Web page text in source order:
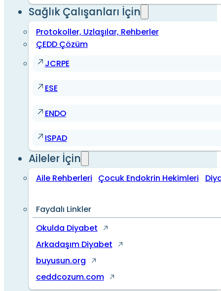
Sağlık Çalışanları İçin
Protokoller, Uzlaşılar, Rehberler
ÇEDD Çözüm
JCRPE
ESE
ENDO
ISPAD
Aileler İçin
Aile Rehberleri Çocuk Endokrin Hekimleri
Faydalı Linkler
Okulda Diyabet
Arkadaşım Diyabet
buyusun.org
ceddcozum.com